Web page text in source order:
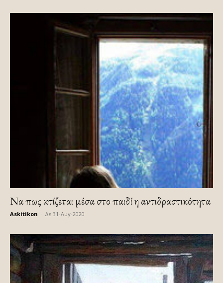
Να πως κτίζεται μέσα στο παιδί η αντιδραστικότητα
Askitikon Δε 31-Αυγ-2020